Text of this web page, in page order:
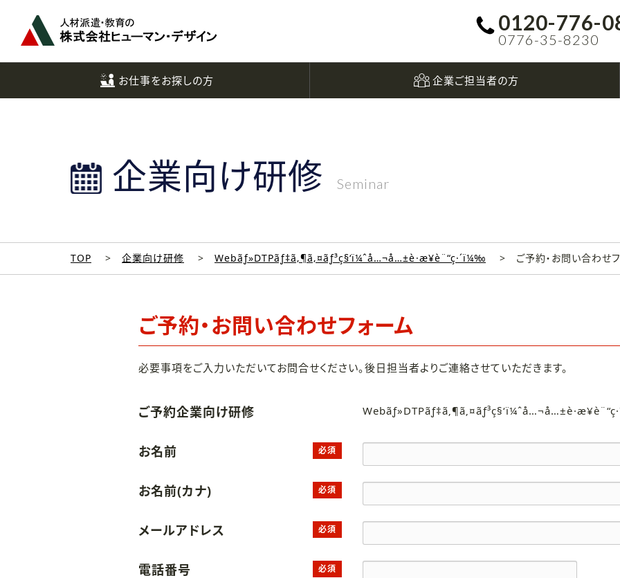
0120-776-
0776-35-8230
お仕事をお探しの方 企業ご担当者の方
企業向け研修 Seminar
TOP 企業向け研修 Webãƒ»DTPãƒ‡ã‚¶ã‚¤ãƒ³ç§‘ï¼ˆå…¬å…±è·æ¥­è¨“ç·´ï¼‰ ご予約・お問い合わせ
ご予約・お問い合わせフォーム
必要事項をご入力いただいてお問合せください。後日担当者よりご連絡させていただきます。
ご予約企業向け研修
お名前 必須
お名前(カナ) 必須
メールアドレス 必須
電話番号 必須
へ